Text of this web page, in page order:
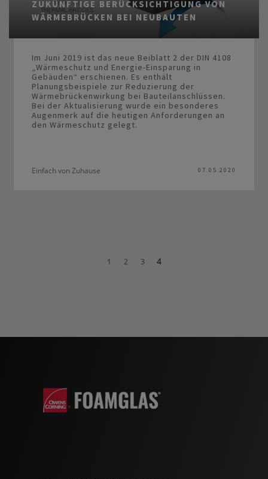
ZUKÜNFTIGE BERÜCKSICHTIGUNG VON
WÄRMEBRÜCKEN BEI NEUBAUTEN
Im Juni 2019 ist das neue Beiblatt 2 der DIN 4108
„Wärmeschutz und Energie-Einsparung in
Gebäuden“ erschienen. Es enthält
Planungsbeispiele zur Reduzierung der
Wärmebrückenwirkung bei Bauteilanschlüssen.
Bei der Aktualisierung wurde ein besonderes
Augenmerk auf die heutigen Anforderungen an
den Wärmeschutz gelegt.
Einfach von Zuhause 07.05.2020
1 2 3 4